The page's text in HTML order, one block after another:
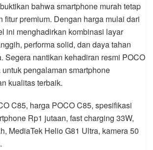
bahwa smartphone murah tetap
fitur premium. Dengan harga mulai dari
ini menghadirkan kombinasi layar
performa solid, dan daya tahan
Segera nantikan kehadiran resmi POCO
pengalaman smartphone
kualitas terbaik.
C85, harga POCO C85, spesifikasi
Rp1 jutaan, fast charging 33W,
MediaTek Helio G81 Ultra, kamera 50